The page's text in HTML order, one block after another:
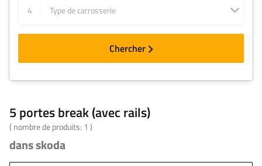
4 Type de carrosserie
Chercher
5 portes break (avec rails)
( nombre de produits: 1 )
dans skoda